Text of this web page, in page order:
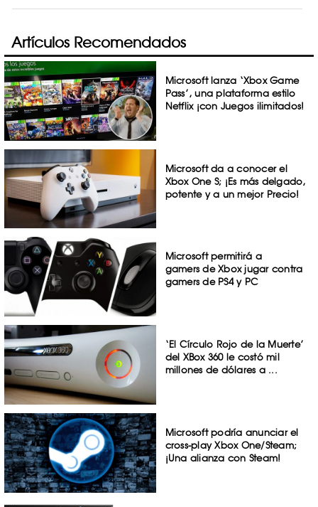
Artículos Recomendados
Microsoft lanza ‘Xbox Game
Pass’, una plataforma estilo
Netflix ¡con Juegos ilimitados!
Microsoft da a conocer el
Xbox One S; ¡Es más delgado,
potente y a un mejor Precio!
Microsoft permitirá a
gamers de Xbox jugar contra
gamers de PS4 y PC
‘El Círculo Rojo de la Muerte’
del XBox 360 le costó mil
millones de dólares a ...
Microsoft podría anunciar el
cross-play Xbox One/Steam;
¡Una alianza con Steam!